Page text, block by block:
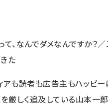
て、なんでダメなんですか
た
アも読者も広告主もハッピ
厳しく追及している山本一